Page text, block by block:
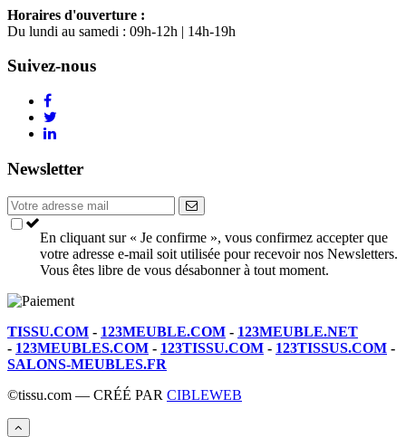
Horaires d'ouverture :
Du lundi au samedi : 09h-12h | 14h-19h
Suivez-nous
Newsletter
En cliquant sur « Je confirme », vous confirmez accepter que
votre adresse e-mail soit utilisée pour recevoir nos Newsletters.
Vous êtes libre de vous désabonner à tout moment.
TISSU.COM - 123MEUBLE.COM - 123MEUBLE.NET
- 123MEUBLES.COM - 123TISSU.COM - 123TISSUS.COM -
SALONS-MEUBLES.FR
©tissu.com — CRÉÉ PAR CIBLEWEB